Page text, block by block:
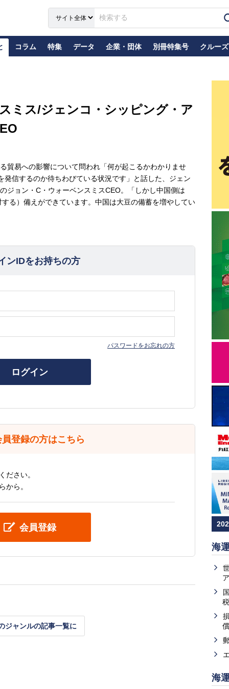
コラム 特集 データ 企業・団体 別冊特集号 クルーズ
ミス/ジェンコ・シッピング・ア
貿易への影響について問われ「何が起こるかわかりませ
信するのか待ちわびている状況です」と話した、ジェン
ジョン・C・ウォーベンスミスCEO。「しかし中国側は
る）備えができています。中国は大豆の備蓄を増やしてい
ンIDをお持ちの方
パスワードをお忘れの方
ログイン
登録の方はこちら
ださい。
から。
会員登録
ジャンルの記事一覧に
海
海